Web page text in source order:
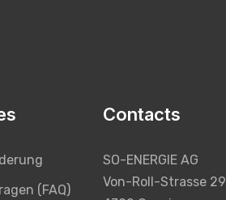
(FAQ)
Contacts
SO-ENERGIE AG
Von-Roll-Strasse 29